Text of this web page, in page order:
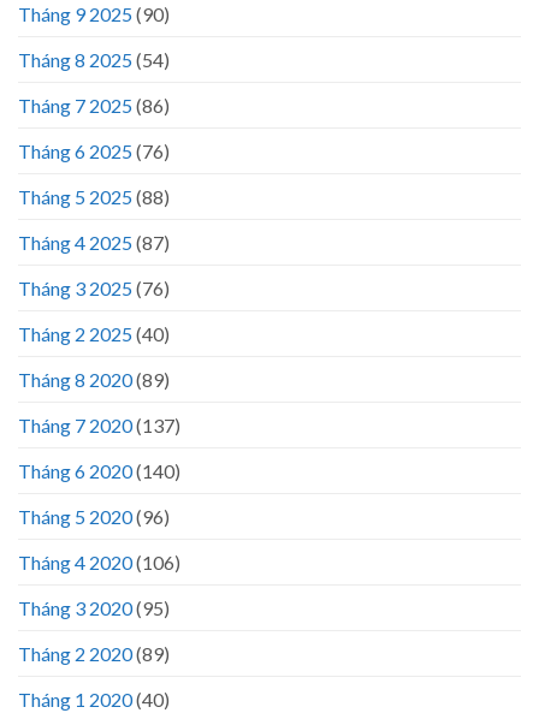
Tháng 9 2025(90)
Tháng 8 2025(54)
Tháng 7 2025(86)
Tháng 6 2025(76)
Tháng 5 2025(88)
Tháng 4 2025(87)
Tháng 3 2025(76)
Tháng 2 2025(40)
Tháng 8 2020(89)
Tháng 7 2020(137)
Tháng 6 2020(140)
Tháng 5 2020(96)
Tháng 4 2020(106)
Tháng 3 2020(95)
Tháng 2 2020(89)
Tháng 1 2020(40)